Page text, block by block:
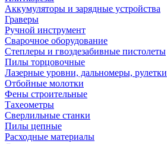
Аккумуляторы и зарядные устройства
Граверы
Ручной инструмент
Сварочное оборудование
Степлеры и гвоздезабивные пистолеты
Пилы торцовочные
Лазерные уровни, дальномеры, рулетки
Отбойные молотки
Фены строительные
Тахеометры
Сверлильные станки
Пилы цепные
Расходные материалы